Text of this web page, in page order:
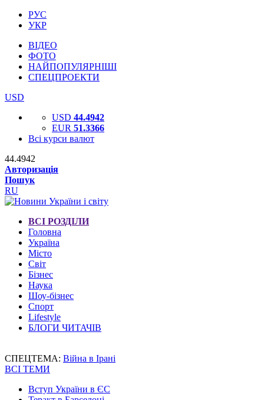
РУС
УКР
ВІДЕО
ФОТО
НАЙПОПУЛЯРНІШІ
СПЕЦПРОЕКТИ
USD
USD 44.4942
EUR 51.3366
Всі курси валют
44.4942
Авторизація
Пошук
RU
ВСІ РОЗДІЛИ
Головна
Україна
Місто
Світ
Бізнес
Наука
Шоу-бізнес
Спорт
Lifestyle
БЛОГИ ЧИТАЧІВ
СПЕЦТЕМА: Війна в Ірані
ВСІ ТЕМИ
Вступ України в ЄС